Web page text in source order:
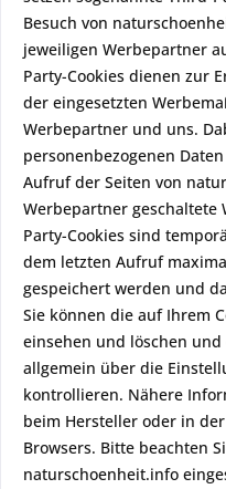
Besuch von
jeweiligen Werbepartner
Party-Cookies dienen zur
der eingesetzten
Werbepartner und uns.
personenbezogenen
Aufruf der Seiten von
Werbepartner geschaltete
Party-Cookies sind
dem letzten Aufruf
gespeichert werden und
Sie können die auf Ihrem
einsehen und löschen
allgemein über die
kontrollieren. Nähere
beim Hersteller oder in
Browsers. Bitte beachten
naturschoenheit.info